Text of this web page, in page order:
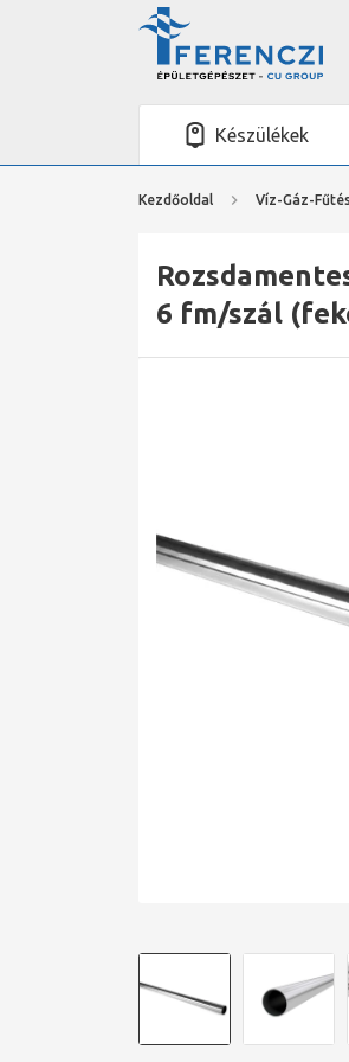
Készülékek
Kezdőoldal Víz-Gáz-Fűtés
6 fm/szál